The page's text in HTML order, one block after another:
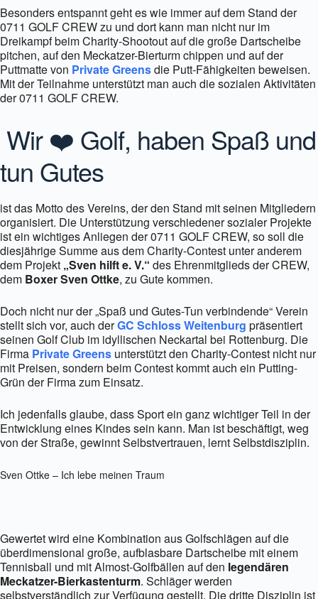
Besonders entspannt geht es wie immer auf dem Stand der
0711 GOLF CREW zu und dort kann man nicht nur im
Dreikampf beim Charity-Shootout auf die große Dartscheibe
pitchen, auf den Meckatzer-Bierturm chippen und auf der
Puttmatte von Private Greensdie Putt-Fähigkeiten beweisen.
Mit der Teilnahme unterstützt man auch die sozialen Aktivitäten
der 0711 GOLF CREW.
Wir❤️ Golf, haben Spaß und
tun Gutes
ist das Motto des Vereins, der den Stand mit seinen Mitgliedern
organisiert. Die Unterstützung verschiedener sozialer Projekte
ist ein wichtiges Anliegen der 0711 GOLF CREW, so soll die
diesjährige Summe aus dem Charity-Contest unter anderem
dem Projekt „Sven hilft e. V.“ des Ehrenmitglieds der CREW,
dem Boxer Sven Ottke, zu Gute kommen.
Doch nicht nur der „Spaß und Gutes-Tun verbindende“ Verein
stellt sich vor, auch derGC Schloss Weitenburg präsentiert
seinen Golf Club im idyllischen Neckartal bei Rottenburg. Die
Firma Private Greens unterstützt den Charity-Contest nicht nur
mit Preisen, sondern beim Contest kommt auch ein Putting-
Grün der Firma zum Einsatz.
Ich jedenfalls glaube, dass Sport ein ganz wichtiger Teil in der
Entwicklung eines Kindes sein kann. Man ist beschäftigt, weg
von der Straße, gewinnt Selbstvertrauen, lernt Selbstdisziplin.
Sven Ottke – Ich lebe meinen Traum
Gewertet wird eine Kombination aus Golfschlägen auf die
überdimensional große, aufblasbare Dartscheibe mit einem
Tennisball und mit Almost-Golfbällen auf den legendären
Meckatzer-Bierkastenturm. Schläger werden
selbstverständlich zur Verfügung gestellt. Die dritte Disziplin ist